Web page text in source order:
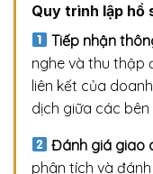
Quy trình lập hồ
Tiếp nhận
nghe và thu thập
liên kết của
dịch giữa các
Đánh giá giao
phân tích và